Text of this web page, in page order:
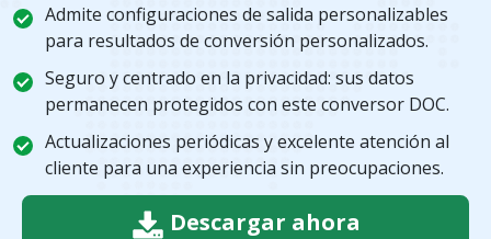
Admite configuraciones de salida personalizables
para resultados de conversión personalizados.
Seguro y centrado en la privacidad: sus datos
permanecen protegidos con este conversor DOC.
Actualizaciones periódicas y excelente atención al
cliente para una experiencia sin preocupaciones.
Descargar ahora